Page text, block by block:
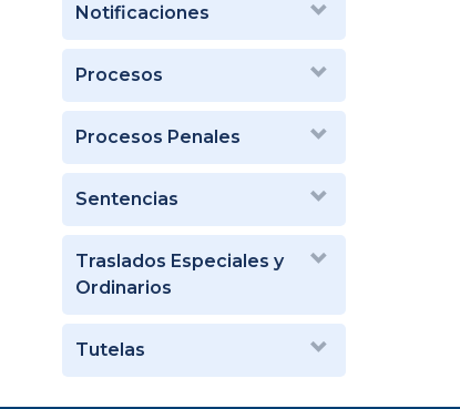
Notificaciones
Procesos
Procesos Penales
Sentencias
Traslados Especiales y
Ordinarios
Tutelas